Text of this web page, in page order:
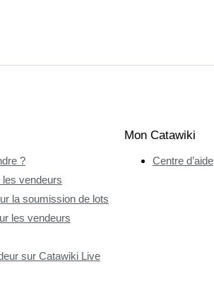
?
vendeurs
la soumission de lots
les vendeurs
sur Catawiki Live
Mon Catawiki
Centre d’aide